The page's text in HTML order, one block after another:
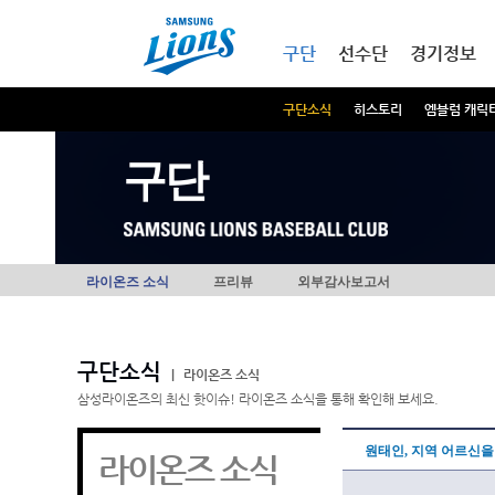
구단
구단소식 히스토리 엠블럼 캐릭
선수단 경기정보
구단
라이온즈 소식 프리뷰 외부감사보고서
구단소식
라이온즈 소식
삼성라이온즈의 최신 핫이슈! 라이온즈 소식을 통해 확인해 보세요.
라이온즈 소식 원태인, 지역 어르신